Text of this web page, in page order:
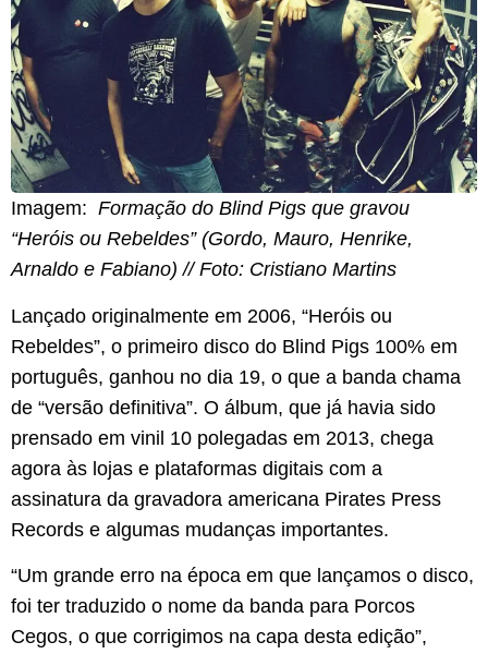
Imagem: Formação do Blind Pigs que gravou
“Heróis ou Rebeldes” (Gordo, Mauro, Henrike,
Arnaldo e Fabiano) // Foto: Cristiano Martins
Lançado originalmente em 2006, “Heróis ou
Rebeldes”, o primeiro disco do Blind Pigs 100% em
português, ganhou no dia 19, o que a banda chama
de “versão definitiva”. O álbum, que já havia sido
prensado em vinil 10 polegadas em 2013, chega
agora às lojas e plataformas digitais com a
assinatura da gravadora americana Pirates Press
Records e algumas mudanças importantes.
“Um grande erro na época em que lançamos o disco,
foi ter traduzido o nome da banda para Porcos
Cegos, o que corrigimos na capa desta edição”,